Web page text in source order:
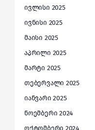
ივლისი 2025
ივნისი 2025
მაისი 2025
აპრილი 2025
მარტი 2025
თებერვალი 2025
იანვარი 2025
ნოემბერი 2024
ოქტომბერი 2024